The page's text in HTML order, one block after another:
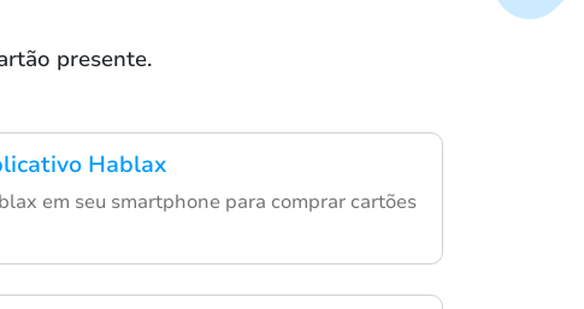
presente.
Hablax
em seu smartphone para comprar cartões